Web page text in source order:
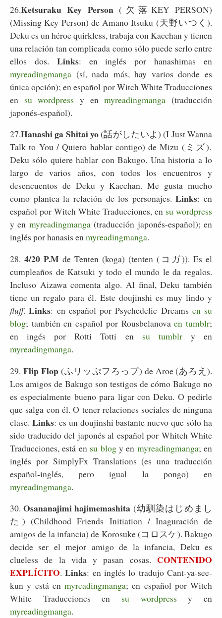
26.Ketsuraku Key Person(欠落KEY PERSON)
(Missing Key Person) de Amano Itsuku (天野いつく).
Deku es un héroe quirkless, trabaja con Kacchan y tienen
una relación tan complicada como sólo puede serlo entre
ellos dos. Links: en inglés por hanashimas en
myreadingmanga (sí, nada más, hay varios donde es
única opción); en español por Witch White Traducciones
en su wordpress y enmyreadingmanga (traducción
japonés-español).
27.Hanashi ga Shitai yo(話がしたいよ) (I Just Wanna
Talk to You / Quiero hablar contigo) de Mizu (ミズ).
Deku sólo quiere hablar con Bakugo. Una historia a lo
largo de varios años, con todos los encuentros y
desencuentos de Deku y Kacchan. Me gusta mucho
como plantea la relación de los personajes.Links: en
español por Witch White Traducciones, en su wordpress
y en myreadingmanga(traducción japonés-español); en
inglés por hanasis enmyreadingmanga.
28. 4/20 P.M de Tenten (koga) (tenten (コガ)). Es el
cumpleaños de Katsuki y todo el mundo le da regalos.
Incluso Aizawa comenta algo. Al final, Deku también
tiene un regalo para él. Este doujinshi es muy lindo y
fluff.Links: en español por Psychedelic Dreams en su
blog; también en español por Rousbelanovaen tumblr;
en ingés por Rotti Totti en su tumblry en
myreadingmanga.
29. Flip Flop (ふリッぷフろっプ) de Aroe (あろえ).
Los amigos de Bakugo son testigos de cómo Bakugo no
es especialmente bueno para ligar con Deku. O pedirle
que salga con él. O tener relaciones sociales de ninguna
clase. Links: es un doujinshi bastante nuevo que sólo ha
sido traducido del japonés al español por Whitch White
Traducciones, está en su blogy en myreadingmanga; en
inglés por SimplyFx Translations (es una traducción
español-inglés, pero igual la pongo) en
myreadingmanga.
30.Osananajimi hajimemashita (幼馴染はじめまし
た) (Childhood Friends Initiation / Inaguración de
amigos de la infancia) de Korosuke (コロスケ). Bakugo
decide ser el mejor amigo de la infancia, Deku es
clueless de la vida y pasan cosas. CONTENIDO
EXPLÍCITO.Links: en inglés lo tradujo Cant-ya-see-
kun y está en myreadingmanga; en español por Witch
White Traducciones en su wordpress y en
myreadingmanga.